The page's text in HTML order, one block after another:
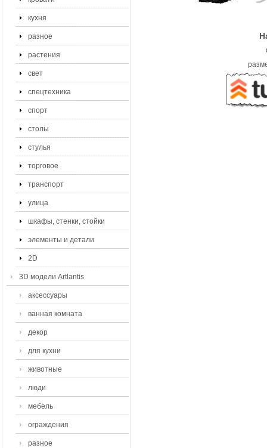
кухня
разное
растения
свет
спецтехника
спорт
столы
стулья
торговое
транспорт
улица
шкафы, стенки, стойки
элементы и детали
2D
3D модели Artlantis
аксессуары
ванная комната
декор
для кухни
животные
люди
мебель
ограждения
разное